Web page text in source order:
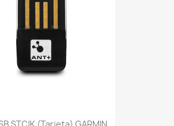
STCIK (Tarjeta) GARMIN